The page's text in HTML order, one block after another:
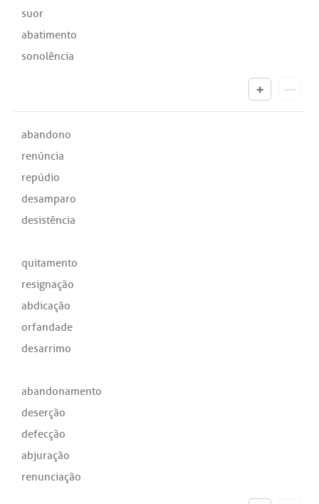
suor
abatimento
sonolência
abandono
renúncia
repúdio
desamparo
desistência
quitamento
resignação
abdicação
orfandade
desarrimo
abandonamento
deserção
defecção
abjuração
renunciação